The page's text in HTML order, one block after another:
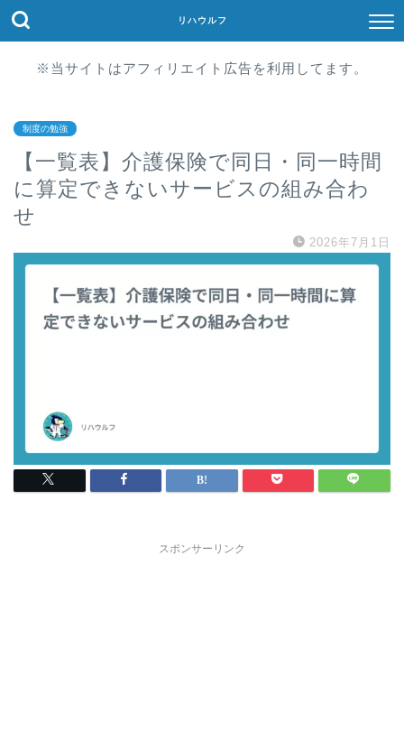
リハウルフ
※当サイトはアフィリエイト広告を利用してます。
制度の勉強
【一覧表】介護保険で同日・同一時間
に算定できないサービスの組み合わ
せ
2026年7月1日
スポンサーリンク